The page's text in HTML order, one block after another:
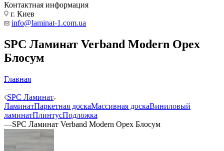
Контактная информация
г. Киев
info@laminat-1.com.ua
SPC Ламинат Verband Modern Орех
Блосум
Главная
—
SPC Ламинат
ЛаминатПаркетная доскаМассивная доскаВиниловый
ламинатПлинтусПодложка
—SPC Ламинат Verband Modern Орех Блосум